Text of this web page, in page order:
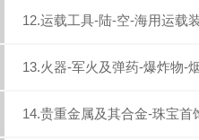
12.运载工具-陆-空-海用运载
13.火器-军火及弹药-爆炸物-
14.贵重金属及其合金-珠宝首